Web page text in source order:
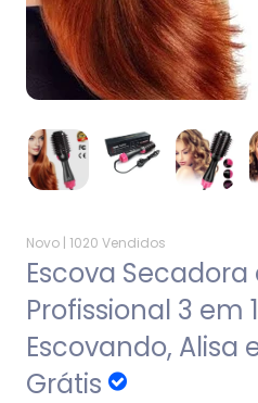
Novo | 1020 Vendidos
Escova
Profissional 3 em
Escovando, Alisa
Grátis